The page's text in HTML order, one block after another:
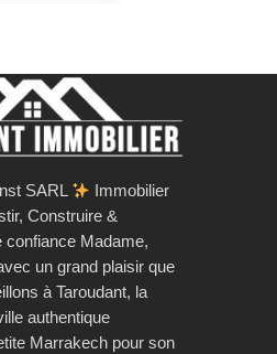
SARL
Immobilier
Construire &
confiance Madame,
un grand plaisir que
à Taroudant, la
authentique
Marrakech pour son